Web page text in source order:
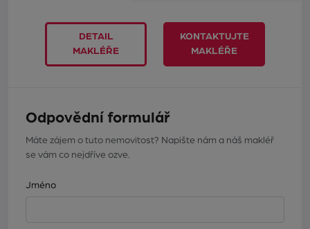
DETAIL
MAKLÉŘE
KONTAKTUJTE
MAKLÉŘE
Odpovědní formulář
Máte zájem o tuto nemovitost? Napište nám a náš makléř
se vám co nejdříve ozve.
Jméno